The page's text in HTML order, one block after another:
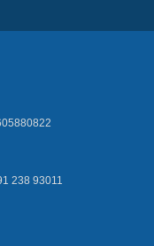
238 93011